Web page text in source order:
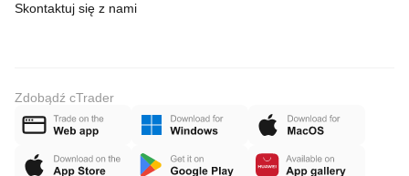
Skontaktuj się z nami
Zdobądź cTrader